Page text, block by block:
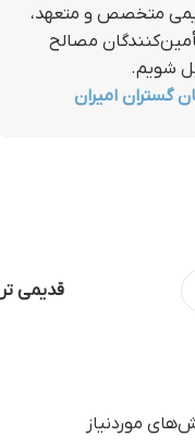
تیمی متخصص و متعهد،
مصالح
شویم.
امیران
قدیمی تر
موردنیاز